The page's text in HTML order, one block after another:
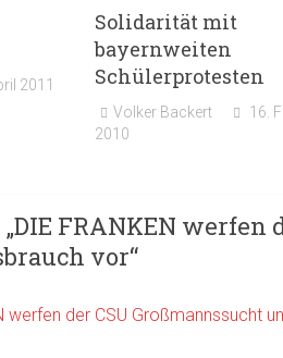
2011
Solidarität mit
bayernweiten
Schülerprotesten
Volker Backert
16.
2010
DIE FRANKEN werfen
vor“
werfen der CSU Großmannssucht